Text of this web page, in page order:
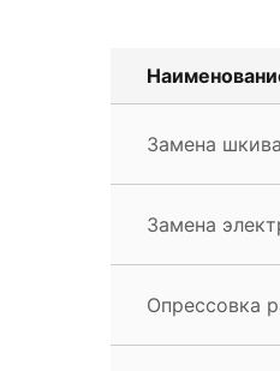
Замена
Замена
Опрессовка